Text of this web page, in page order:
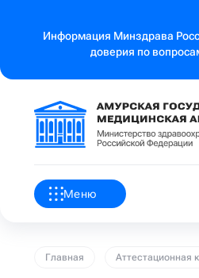
Информация Минздрава
доверия по
Меню
Главная Аттестационная